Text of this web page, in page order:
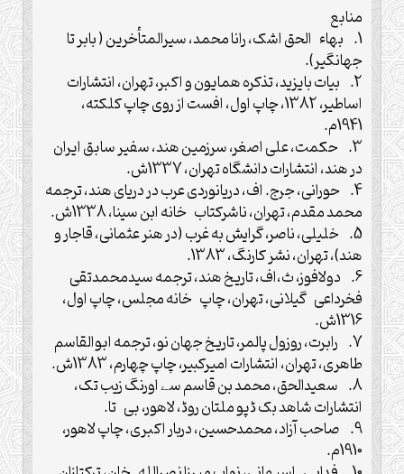
منابع
1. بهاء الحق اشک، رانا محمد، سیرالمتأخرین ( بابر تا
جهانگیر).
2. بیات بایزید، تذکره همایون و اکبر، تهران، انتشارات
اساطیر، 1382، چاپ اول، افست از روی چاپ کلکته،
1941م.
3. حکمت، علی اصغر، سرزمین هند، سفیر سابق ایران
در هند، انتشارات دانشگاه تهران، 1337ش.
4. حورانی، جرج. اف، دریانوردی عرب در دریای هند، ترجمه
محمد مقدم، تهران، ناشرکتاب خانه ابن سینا، 1338ش.
5. خلیلی، ناصر، گرایش به غرب (در هنر عثمانی، قاجار و
هند)، تهران، نشر کارنگ، 1383.
6. دولافوز، ث،اف، تاریخ هند، ترجمه سیدمحمدتقی
فخرداعی گیلانی، تهران، چاپ خانه مجلس، چاپ اول،
1316ش.
7. رابرت، روزول پالمر، تاریخ جهان نو، ترجمه ابوالقاسم
طاهری، تهران، انتشارات امیرکبیر، چاپ چهارم، 1383ش.
8. سعیدالحق، محمد بن قاسم سے اورنگ زیب تک،
انتشارات شاهد بک ‎ڈپو ملتان روڈ، لاهور، بی تا.
9. صاحب آزاد، محمدحسین، دربار اکبری، چاپ لاهور،
1910م.